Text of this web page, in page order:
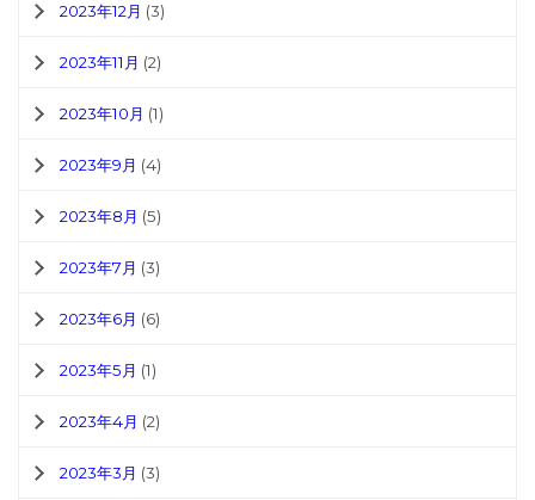
2023年12月 (3)
2023年11月 (2)
2023年10月 (1)
2023年9月 (4)
2023年8月 (5)
2023年7月 (3)
2023年6月 (6)
2023年5月 (1)
2023年4月 (2)
2023年3月 (3)